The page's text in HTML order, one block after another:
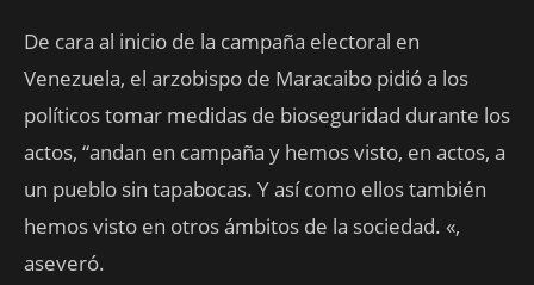
De cara al inicio de la campaña electoral en
Venezuela, el arzobispo de Maracaibo pidió a los
políticos tomar medidas de bioseguridad durante los
actos, “andan en campaña y hemos visto, en actos, a
un pueblo sin tapabocas. Y así como ellos también
hemos visto en otros ámbitos de la sociedad. «,
aseveró.